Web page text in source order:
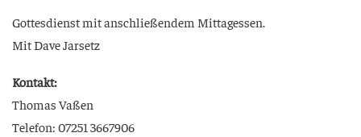
Got­tes­dienst mit anschlie­ßen­dem Mittagessen.
Mit Dave Jarsetz
Kon­takt:
Tho­mas Vaßen
Tele­fon: 07251 3667906